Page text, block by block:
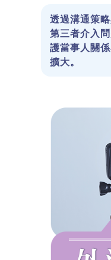
透過溝通策
第三者介入
護當事人關
擴大。